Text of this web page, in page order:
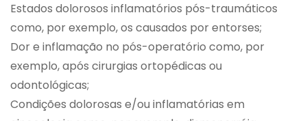
Estados dolorosos inflamatórios pós-traumáticos
como, por exemplo, os causados por entorses;
Dor e inflamação no pós-operatório como, por
exemplo, após cirurgias ortopédicas ou
odontológicas;
Condições dolorosas e/ou inflamatórias em